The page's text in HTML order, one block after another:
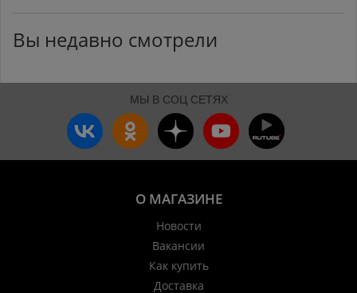
Вы недавно смотрели
МЫ В СОЦ СЕТЯХ
О МАГАЗИНЕ
Новости
Вакансии
Как купить
Доставка